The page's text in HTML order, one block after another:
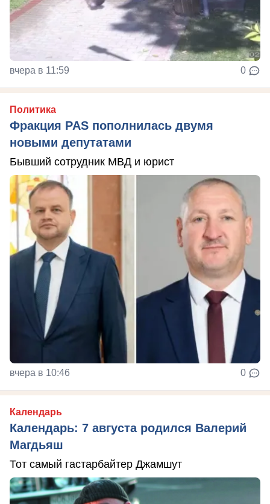
вчера в 11:59 0
Политика
Фракция PAS пополнилась двумя
новыми депутатами
Бывший сотрудник МВД и юрист
вчера в 10:46 0
Календарь
Календарь: 7 августа родился Валерий
Магдьяш
Тот самый гастарбайтер Джамшут